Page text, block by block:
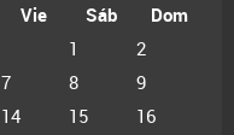
Vie Sáb
Dom
1
2
7 8
9
14 15
16